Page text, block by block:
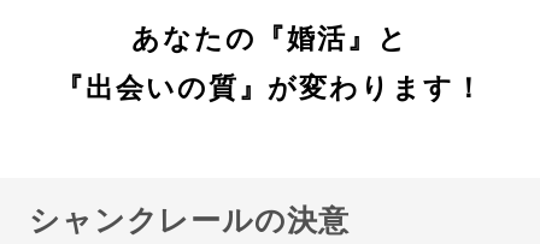
あなたの『婚活』と
『出会いの質』が変わります！
シャンクレールの決意